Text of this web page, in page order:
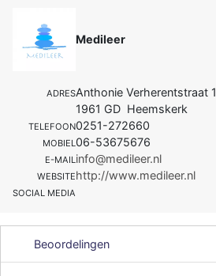
Medileer
ADRESAnthonie Verherentstraat 1
1961 GD Heemskerk
TELEFOON0251-272660
MOBIEL06-53675676
E-MAILinfo@medileer.nl
WEBSITEhttp://www.medileer.nl
SOCIAL MEDIA
Beoordelingen